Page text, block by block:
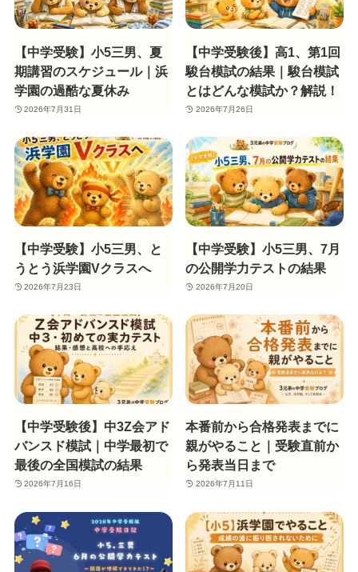
【中学受験】小5三男、夏
期講習のスケジュール｜浜
学園の過酷な夏休み
2026年7月31日
【中学受験後】高1、第1回
駿台模試の結果｜駿台模試
とはどんな模試か？解説！
2026年7月26日
【中学受験】小5三男、と
うとう浜学園Vクラスへ
2026年7月23日
【中学受験】小5三男、7月
の公開学力テストの結果
2026年7月20日
【中学受験後】中3Z会アド
バンスド模試｜中学最初で
最後の全国模試の結果
2026年7月16日
本番前から合格発表までに
親がやること｜受験直前か
ら発表当日まで
2026年7月11日